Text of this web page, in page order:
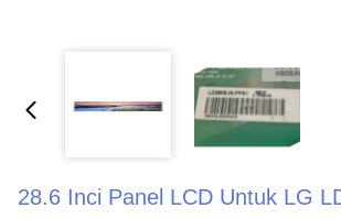
28.6 Inci Panel LCD Untuk LG